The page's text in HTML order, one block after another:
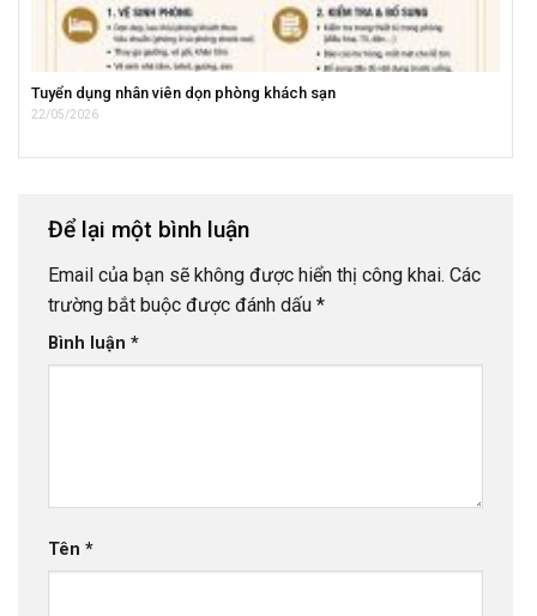
Tuyển dụng nhân viên dọn phòng khách sạn
22/05/2026
Để lại một bình luận
Email của bạn sẽ không được hiển thị công khai. Các
trường bắt buộc được đánh dấu *
Bình luận *
Tên *